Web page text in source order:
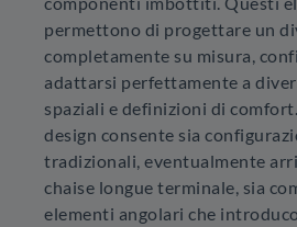
permettono di progettare un
completamente su misura,
adattarsi perfettamente a
spaziali e definizioni di
design consente sia
tradizionali, eventualmente
chaise longue terminale, sia
elementi angolari che